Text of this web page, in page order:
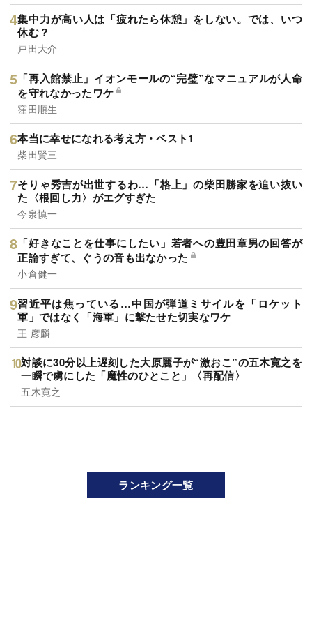
集中力が高い人は「疲れたら休憩」をしない。では、いつ
休む？
戸田大介
「再入館禁止」イオンモールの“完璧”なマニュアルが人命
を守れなかったワケ
窪田順生
本当に幸せになれる考え方・ベスト1
柴田賢三
そりゃ秀吉が出世するわ…「格上」の柴田勝家を追い抜い
た〈根回し力〉がエグすぎた
今泉慎一
「好きなことを仕事にしたい」若者への豊田章男の回答が
正論すぎて、ぐうの音も出なかった
小倉健一
習近平は焦っている…中国が弾道ミサイルを「ロケット
軍」ではなく「海軍」に撃たせた切実なワケ
王 彦麟
対談に30分以上遅刻した大原麗子が“激おこ”の五木寛之を
一瞬で虜にした「魔性のひとこと」〈再配信〉
五木寛之
ランキング一覧